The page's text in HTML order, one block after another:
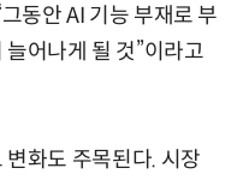
동안 AI 기능 부재로 부
어나게 될 것”이라고
화도 주목된다. 시장